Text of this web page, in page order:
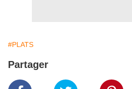
#PLATS
Partager